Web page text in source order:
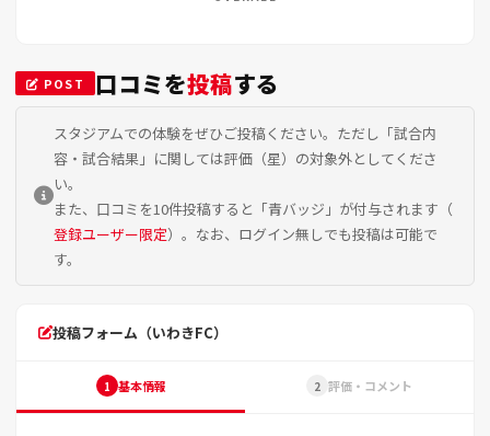
POST 口コミを投稿する
スタジアムでの体験をぜひご投稿ください。ただし「試合内
容・試合結果」に関しては評価（星）の対象外としてくださ
い。
また、口コミを10件投稿すると「青バッジ」が付与されます（
登録ユーザー限定）。なお、ログイン無しでも投稿は可能で
す。
投稿フォーム（いわきFC）
1 基本情報 2 評価・コメント